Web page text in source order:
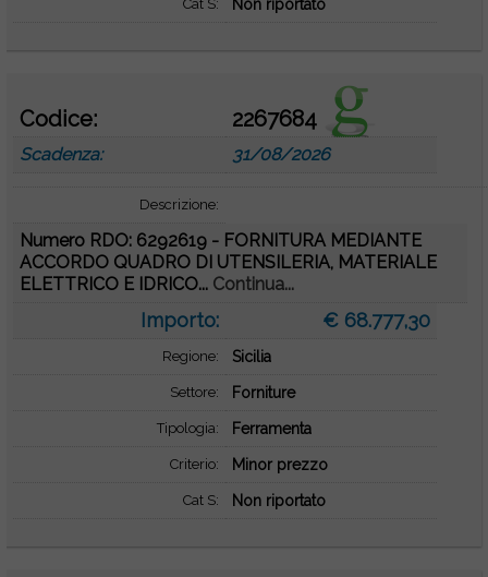
Cat S: Non riportato
Codice: 2267684
Scadenza: 31/08/2026
Descrizione:
Numero RDO: 6292619 - FORNITURA MEDIANTE
ACCORDO QUADRO DI UTENSILERIA, MATERIALE
ELETTRICO E IDRICO... Continua...
Importo: € 68.777,30
Regione: Sicilia
Settore: Forniture
Tipologia: Ferramenta
Criterio: Minor prezzo
Cat S: Non riportato